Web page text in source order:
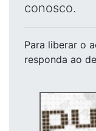
conosco.
Para liberar o
responda ao